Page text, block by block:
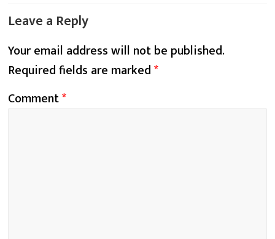
Leave a Reply
Your email address will not be published.
Required fields are marked*
Comment*